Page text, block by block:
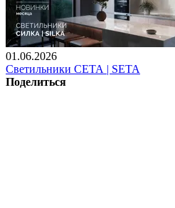
01.06.2026
Светильники СЕТА | SETA
Поделиться